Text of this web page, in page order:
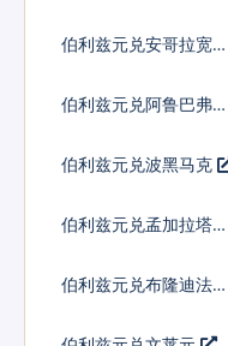
伯利兹元兑安哥拉宽扎
伯利兹元兑阿鲁巴弗罗
伯利兹元兑波黑马克
伯利兹元兑孟加拉塔卡
伯利兹元兑布隆迪法郎